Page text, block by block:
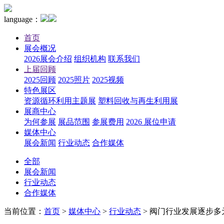
language：
首页
展会概况
2026展会介绍 组织机构 联系我们
上届回顾
2025回顾 2025照片 2025视频
特色展区
资源循环利用主题展 塑料回收与再生利用展
展商中心
为何参展 展品范围 参展费用 2026 展位申请
媒体中心
展会新闻 行业动态 合作媒体
全部
展会新闻
行业动态
合作媒体
当前位置： 首页 > 媒体中心 > 行业动态 > 阀门行业发展逐步多